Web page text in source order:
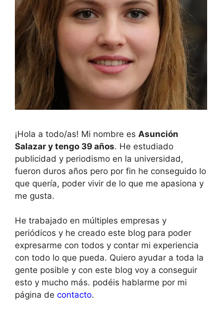
¡Hola a todo/as! Mi nombre es Asunción
Salazar y tengo 39 años. He estudiado
publicidad y periodismo en la universidad,
fueron duros años pero por fin he conseguido lo
que quería, poder vivir de lo que me apasiona y
me gusta.
He trabajado en múltiples empresas y
periódicos y he creado este blog para poder
expresarme con todos y contar mi experiencia
con todo lo que pueda. Quiero ayudar a toda la
gente posible y con este blog voy a conseguir
esto y mucho más. podéis hablarme por mi
página de contacto.